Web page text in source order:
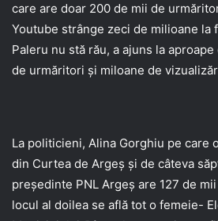
care are doar 200 de mii de
Youtube strânge zeci de milioane la
Paleru nu stă rău, a ajuns la
de urmăritori și miloane de
La politicieni, Alina Gorghiu pe care
din Curtea de Argeș și de câteva
președinte PNL Argeș are 127 de
locul al doilea se află tot o femeie-